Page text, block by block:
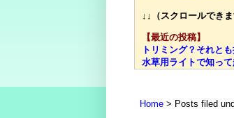
↓↓（スクロールでき
【最近の投稿】
トリミング？それと
水草用ライトで知っ
失敗談：安価な室内
Home Posts filed